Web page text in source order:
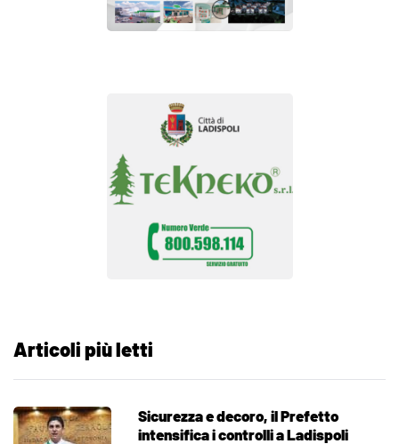
Articoli più letti
Sicurezza e decoro, il Prefetto
intensifica i controlli a Ladispoli